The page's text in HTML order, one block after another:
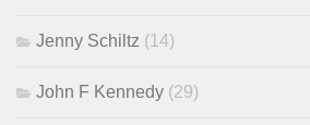
Jenny Schiltz (14)
John F Kennedy (29)